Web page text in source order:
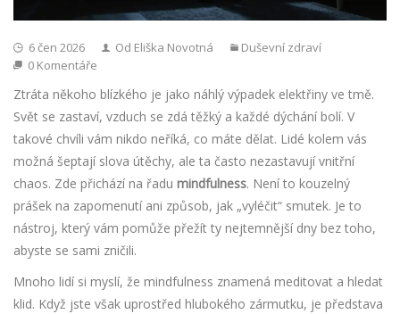
6 čen 2026 Od Eliška Novotná
Duševní zdraví
0 Komentáře
Ztráta někoho blízkého je jako náhlý výpadek elektřiny ve tmě.
Svět se zastaví, vzduch se zdá těžký a každé dýchání bolí. V
takové chvíli vám nikdo neříká, co máte dělat. Lidé kolem vás
možná šeptají slova útěchy, ale ta často nezastavují vnitřní
chaos. Zde přichází na řadu mindfulness. Není to kouzelný
prášek na zapomenutí ani způsob, jak „vyléčit“ smutek. Je to
nástroj, který vám pomůže přežít ty nejtemnější dny bez toho,
abyste se sami zničili.
Mnoho lidí si myslí, že mindfulness znamená meditovat a hledat
klid. Když jste však uprostřed hlubokého zármutku, je představa